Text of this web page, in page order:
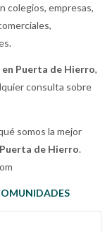
colegios, empresas,
Puerta de Hierro,
consulta sobre
somos la mejor
de Hierro.